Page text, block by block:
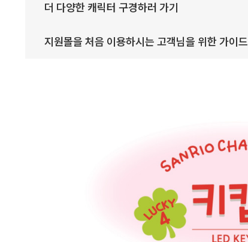
더 다양한 캐릭터 구경하러 가기
지원몰을 처음 이용하시는 고객님을 위한 가이드